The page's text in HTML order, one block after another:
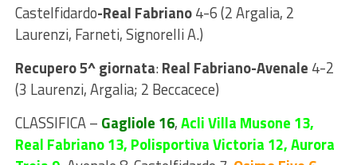
Castelfidardo-Real Fabriano4-6 (2 Argalia, 2
Laurenzi, Farneti, Signorelli A.)
Recupero 5^ giornata:Real Fabriano-Avenale 4-2
(3 Laurenzi, Argalia; 2 Beccacece)
CLASSIFICA– Gagliole 16,Acli Villa Musone 13,
Real Fabriano 13, Polisportiva Victoria 12, Aurora